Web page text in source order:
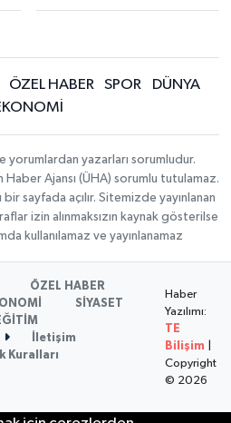
ÖZEL HABER SPOR
DÜNYA
yorumlardan yazarları sorumludur.
Haber Ajansı (ÜHA) sorumlu tutulamaz.
sayfada açılır. Sitemizde yayınlanan
izin alınmaksızın kaynak gösterilse
kullanılamaz ve yayınlanamaz
ÖZEL HABER
SİYASET
İletişim
Kuralları
Haber
Yazılımı:
TE
Bilişim
Copyright
© 2026